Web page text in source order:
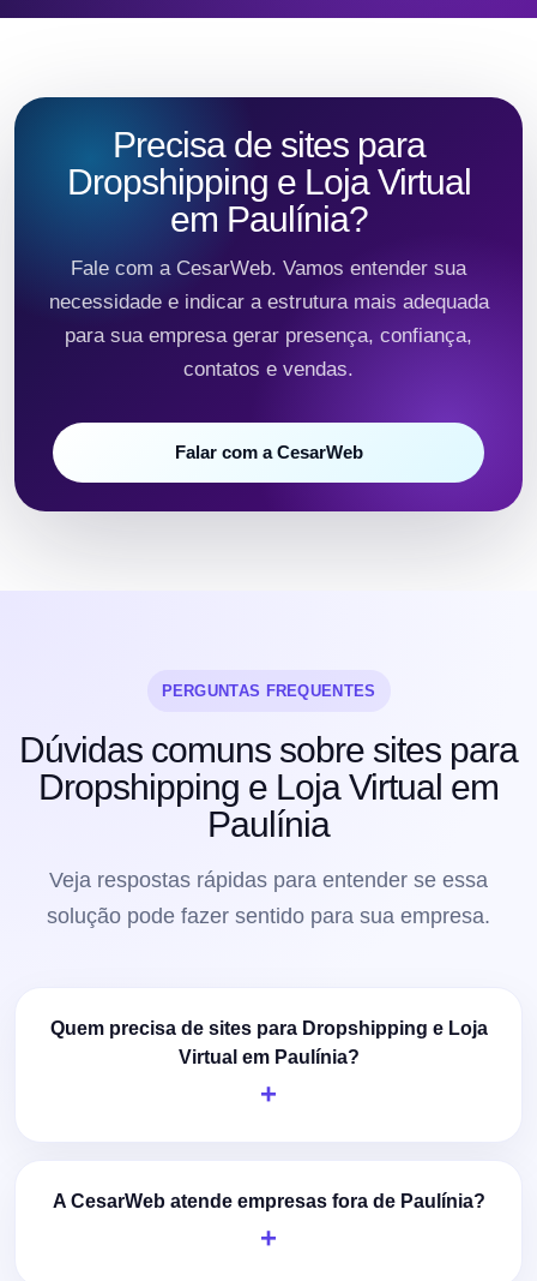
Precisa de sites para
Dropshipping e Loja Virtual
em Paulínia?
Fale com a CesarWeb. Vamos entender sua
necessidade e indicar a estrutura mais adequada
para sua empresa gerar presença, confiança,
contatos e vendas.
Falar com a CesarWeb
PERGUNTAS FREQUENTES
Dúvidas comuns sobre sites para
Dropshipping e Loja Virtual em
Paulínia
Veja respostas rápidas para entender se essa
solução pode fazer sentido para sua empresa.
Quem precisa de sites para Dropshipping e Loja
Virtual em Paulínia?
A CesarWeb atende empresas fora de Paulínia?